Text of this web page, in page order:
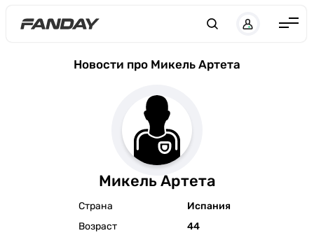
Новости про Микель Артета
Микель Артета
Страна
Испания
Возраст
44